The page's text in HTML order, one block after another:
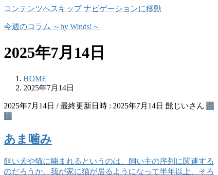
コンテンツへスキップ ナビゲーションに移動
今週のコラム ～by Winds!～
2025年7月14日
HOME
2025年7月14日
2025年7月14日 / 最終更新日時 : 2025年7月14日 髭じいさん 点
描
あま噛み
飼い犬や猫に噛まれるというのは、飼い主の序列に関連する
のだろうか。我が家に猫が居るようになって半年以上、そろ